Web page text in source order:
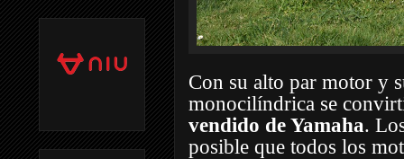
Con su alto par motor y
monocilíndrica se
vendido de Yamaha.
posible que todos los